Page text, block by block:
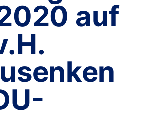
auf